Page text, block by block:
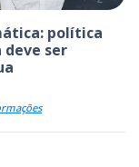
política
deve ser